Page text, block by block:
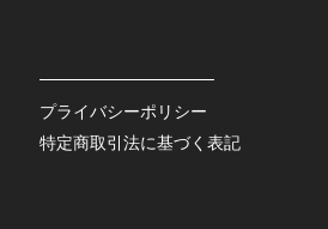
JACKET
DENIM
LEATHER
プライバシーポリシー
特定商取引法に基づく表記